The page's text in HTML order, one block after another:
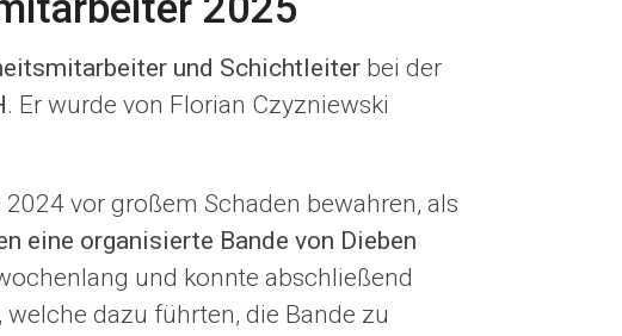
und Schichtleiter bei der
. Er wurde von Florian Czyzniewski
vor großem Schaden bewahren, als
eine organisierte Bande von Dieben
und konnte abschließend
, welche dazu führten, die Bande zu